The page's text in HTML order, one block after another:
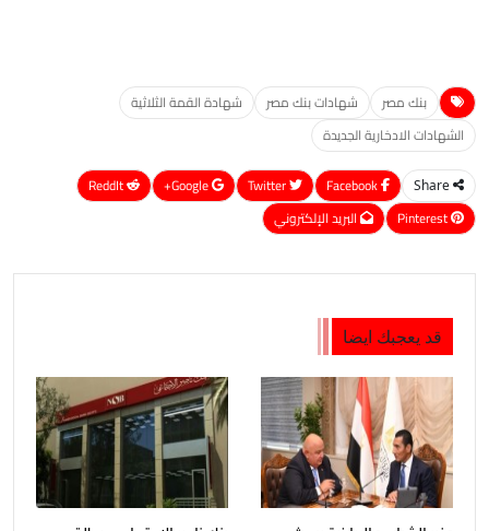
بنك مصر شهادات بنك مصر
شهادة القمة الثلاثية
الشهادات الادخارية الجديدة
Share
Google+
ReddIt
Pinterest
البريد الإلكتروني
قد يعجبك ايضا